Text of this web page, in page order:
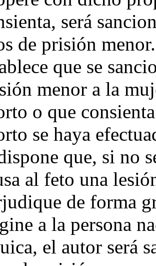
será
de prisión
que se
menor a la
o que
se haya
que, si no
al feto una
de forma
a la persona
el autor será